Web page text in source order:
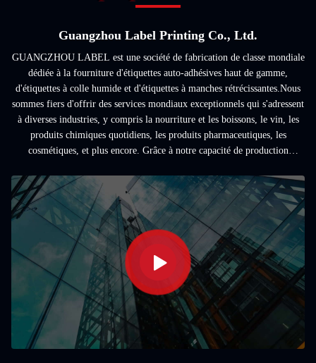
Guangzhou Label Printing Co., Ltd.
GUANGZHOU LABEL est une société de fabrication de classe mondiale
dédiée à la fourniture d'étiquettes auto-adhésives haut de gamme,
d'étiquettes à colle humide et d'étiquettes à manches rétrécissantes.Nous
sommes fiers d'offrir des services mondiaux exceptionnels qui s'adressent
à diverses industries, y compris la nourriture et les boissons, le vin, les
produits chimiques quotidiens, les produits pharmaceutiques, les
cosmétiques, et plus encore. Grâce à notre capacité de production